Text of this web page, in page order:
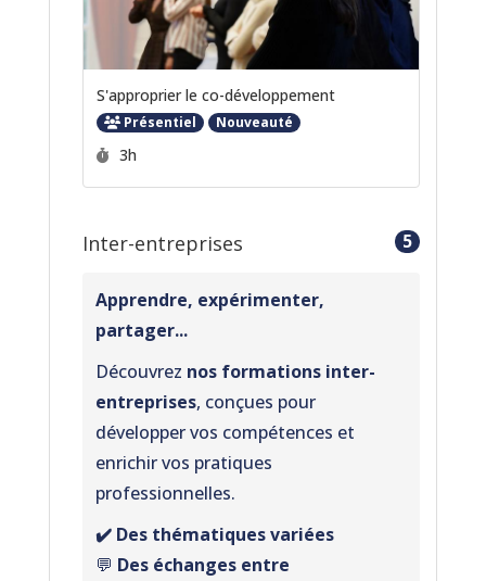
S'approprier le co-développement
Présentiel Nouveauté
Durée :
3h
Inter-entreprises 5
Apprendre, expérimenter,
partager...
Découvrez nos formations inter-
entreprises, conçues pour
développer vos compétences et
enrichir vos pratiques
professionnelles.
✔️ Des thématiques variées
💬 Des échanges entre